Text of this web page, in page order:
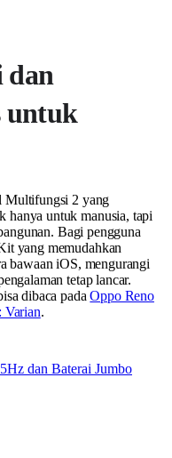
dan
untuk
Multifungsi 2 yang
hanya untuk manusia, tapi
Bagi pengguna
yang memudahkan
bawaan iOS, mengurangi
tetap lancar.
dibaca padaOppo Reno
Varian.
dan Baterai Jumbo